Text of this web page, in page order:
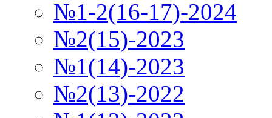
№1-2(16-17)-2024
№2(15)-2023
№1(14)-2023
№2(13)-2022